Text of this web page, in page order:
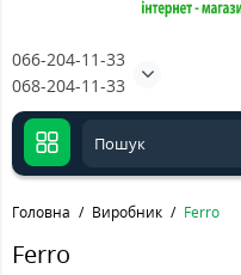
066-204-11-33
068-204-11-33
Головна Виробник Ferro
Ferro